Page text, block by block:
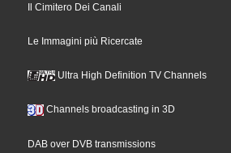
Il Cimitero Dei Canali
Le Immagini più Ricercate
Ultra High Definition TV Channels
Channels broadcasting in 3D
DAB over DVB transmissions